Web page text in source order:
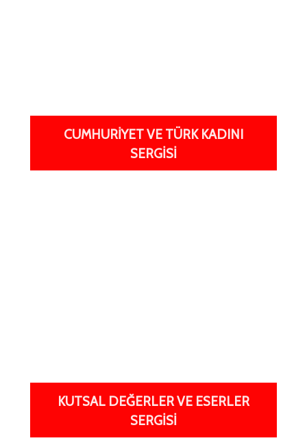
CUMHURIYET VE TÜRK KADINI
SERGISI
KUTSAL DEĞERLER VE ESERLER
SERGİSİ